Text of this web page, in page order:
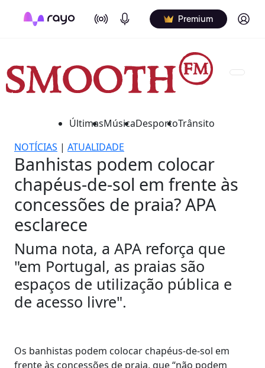
On Air Podcasts Premium Log in
ÚltimasMúsicaDesportoTrânsito
NOTÍCIAS | ATUALIDADE
Banhistas podem colocar
chapéus-de-sol em frente às
concessões de praia? APA
esclarece
Numa nota, a APA reforça que
"em Portugal, as praias são
espaços de utilização pública e
de acesso livre".
Os banhistas podem colocar chapéus-de-sol em
frente às concessões de praia, que “não podem